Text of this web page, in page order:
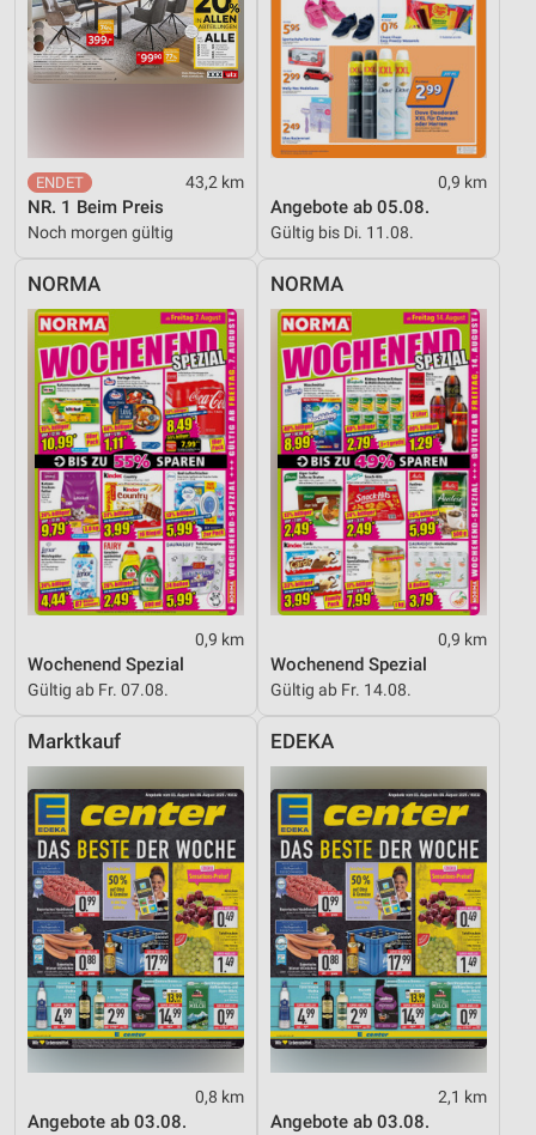
43,2 km
NR. 1 Beim Preis
Noch morgen gültig
0,9 km
Angebote ab 05.08.
Gültig bis Di. 11.08.
NORMA
0,9 km
Wochenend Spezial
Gültig ab Fr. 07.08.
NORMA
0,9 km
Wochenend Spezial
Gültig ab Fr. 14.08.
Marktkauf
0,8 km
Angebote ab 03.08.
EDEKA
2,1 km
Angebote ab 03.08.